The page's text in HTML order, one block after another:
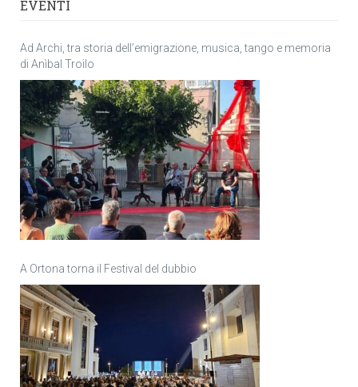
EVENTI
Ad Archi, tra storia dell’emigrazione, musica, tango e memoria
di Anìbal Troilo
A Ortona torna il Festival del dubbio